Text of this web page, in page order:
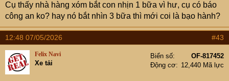
Cụ thấy nhà hàng xóm bắt con nhịn 1 bữa vì hư, cụ có báo
công an ko? hay nó bắt nhìn 3 bữa thì mới coi là bạo hành?
12:48 07/05/2026 #43
Felix Navi
Xe tải
Biển số
OF-817452
Động cơ
12,440 Mã lực